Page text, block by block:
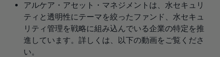
アルケア・アセット・マネジメントは、水セキュリ
ティと透明性にテーマを絞ったファンド、水セキュ
リティ管理を戦略に組み込んでいる企業の特定を推
進しています。詳しくは、以下の動画をご覧くださ
い。